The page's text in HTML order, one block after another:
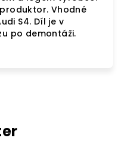
Vhodné
S4. Díl je v
po demontáži.